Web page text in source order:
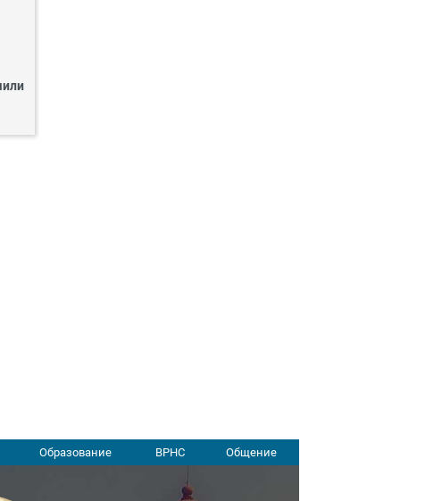
Образование ВРНС Общение